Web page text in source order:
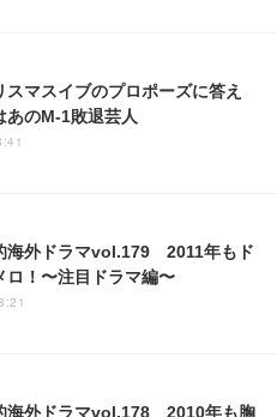
マスイブのプロポーズに答え
のM-1敗退芸人
海外ドラマvol.179 2011年もド
ロ！〜注目ドラマ編〜
海外ドラマvol.178 2010年も胸